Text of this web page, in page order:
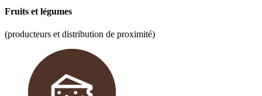
Fruits et légumes
(producteurs et distribution de proximité)